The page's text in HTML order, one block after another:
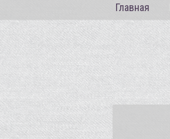
Главная